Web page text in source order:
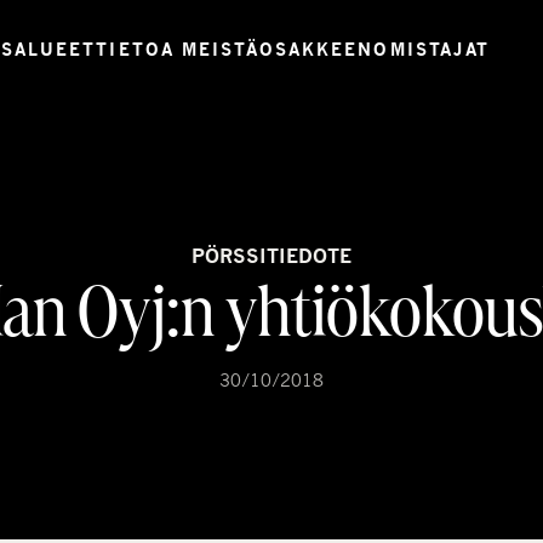
TIETOA MEISTÄOSAKKEENOMISTAJAT
PÖRSSITIEDOTE
Oyj:n
30/10/2018